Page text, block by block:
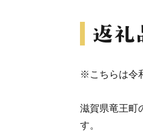
※こちらは令
滋賀県竜王町
す。